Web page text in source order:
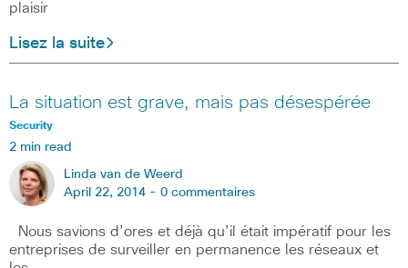
plaisir
Lisez la suite
La situation est grave, mais pas désespérée
Security
2 min read
Linda van de Weerd
April 22, 2014 - 0 commentaires
Nous savions d’ores et déjà qu’il était impératif pour les
entreprises de surveiller en permanence les réseaux et